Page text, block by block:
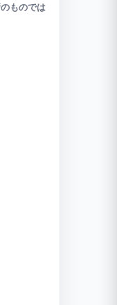
ものでは